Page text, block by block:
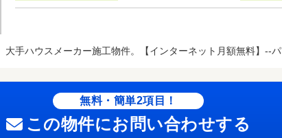
大手ハウスメーカー施工物件。【インターネット月額無料】--
無料・簡単2項目！
この物件にお問い合わせする